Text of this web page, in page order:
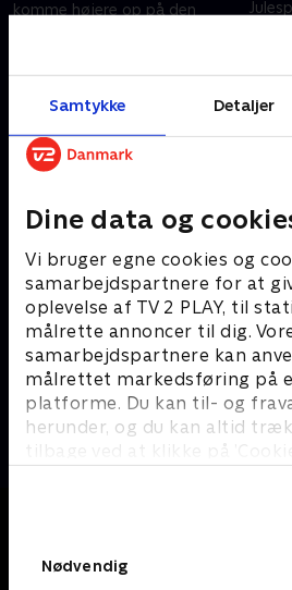
Samtykke Detaljer
Dine data og
Vi bruger egne cookies og
samarbejdspartnere for at
oplevelse af TV 2 PLAY, til
målrette annoncer til dig.
samarbejdspartnere kan
målrettet markedsføring på
platforme. Du kan til- og
herunder, og du kan altid
tilbage ved at klikke på
Nødvendig
komme højere op på den
5. juli 2023 • 27 min
søn.
29.
Andre så også
Hvor fanden er Herning?
Komedie • 1 sæsoner